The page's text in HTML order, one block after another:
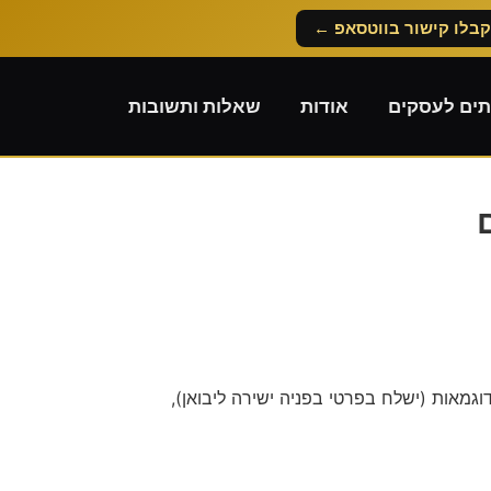
קבלו קישור בווטסאפ ←
לעסקים אודות שאלות ותשובות
(ישלח בפרטי בפניה ישירה ליבואן),